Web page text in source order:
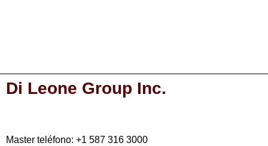
Di Leone Group Inc.
Master teléfono: +1 587 316 3000